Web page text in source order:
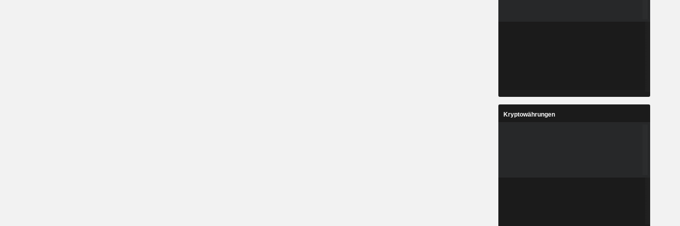
Kryptowährungen